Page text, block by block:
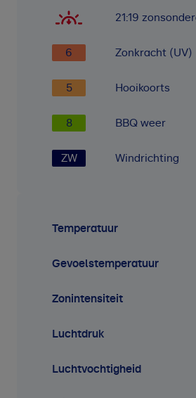
21:19
6 Zonkracht (UV)
5 Hooikoorts
8 BBQ weer
ZW Windrichting
Temperatuur
Gevoelstemperatuur
Zonintensiteit
Luchtdruk
Luchtvochtigheid